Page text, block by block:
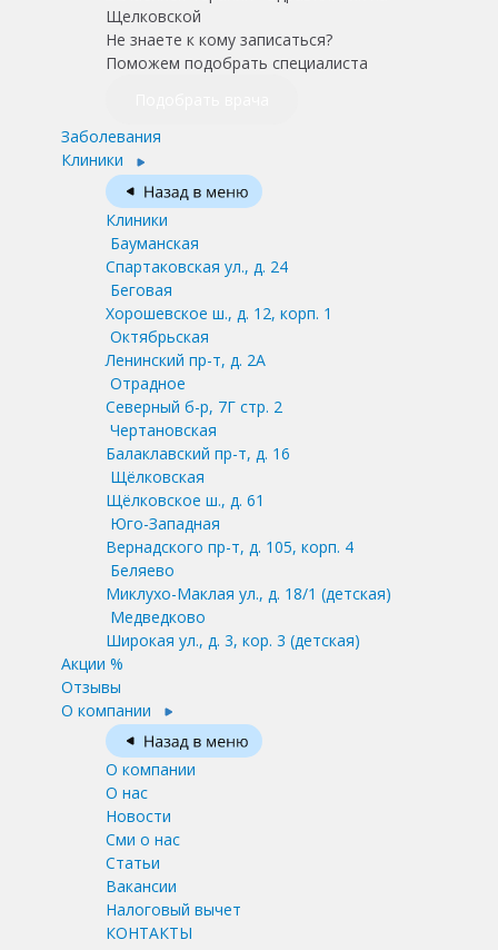
Не знаете к кому записаться?
Поможем подобрать специалиста
Заболевания
Клиники
Клиники
Бауманская
Спартаковская ул., д. 24
Беговая
Хорошевское ш., д. 12, корп. 1
Октябрьская
Ленинский пр-т, д. 2А
Отрадное
Северный б-р, 7Г стр. 2
Чертановская
Балаклавский пр-т, д. 16
Щёлковская
Щёлковское ш., д. 61
Юго-Западная
Вернадского пр-т, д. 105, корп. 4
Беляево
Миклухо-Маклая ул., д. 18/1 (детская)
Медведково
Широкая ул., д. 3, кор. 3 (детская)
Акции %
Отзывы
О компании
О компании
О нас
Новости
Сми о нас
Статьи
Вакансии
Налоговый вычет
КОНТАКТЫ